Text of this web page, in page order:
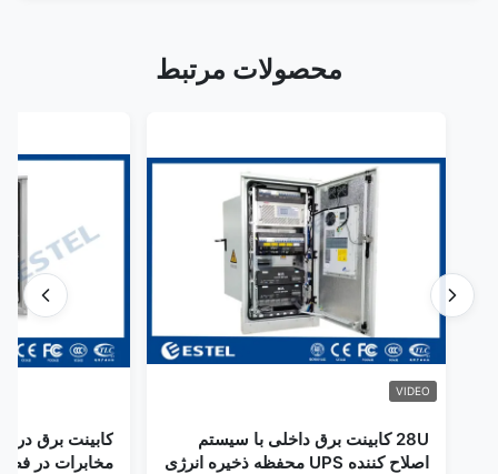
محصولات مرتبط
VIDEO
28U کابینت برق داخلی با سیستم
اصلاح کننده UPS محفظه ذخیره انرژی
کابینت برق در
مخابرات در